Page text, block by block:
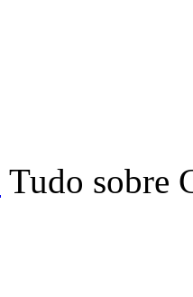
Tudo sobre